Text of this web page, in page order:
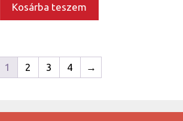
Kosárba teszem
1 2 3 4 →